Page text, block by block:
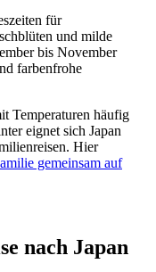
für
und milde
bis November
farbenfrohe
Temperaturen häufig
eignet sich Japan
Hier
gemeinsam auf
nach Japan